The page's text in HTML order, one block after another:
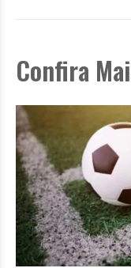
Confira